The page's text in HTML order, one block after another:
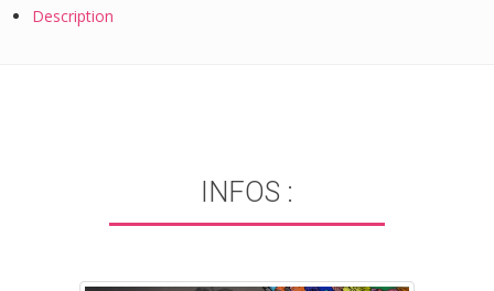
Description
INFOS :